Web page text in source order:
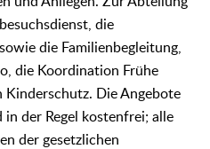
die
die Familienbegleitung,
die Koordination Frühe
Kinderschutz.
Die Angebote
der Regel kostenfrei; alle
der gesetzlichen